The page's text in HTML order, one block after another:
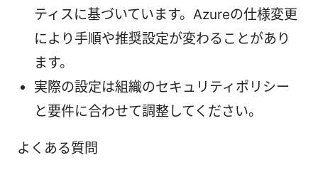
ティスに基づいています。Azureの仕様変更
により手順や推奨設定が変わることがあり
ます。
実際の設定は組織のセキュリティポリシー
と要件に合わせて調整してください。
よくある質問